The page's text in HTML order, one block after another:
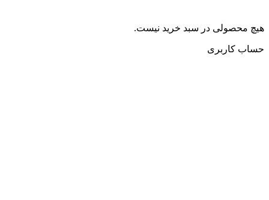
هیچ محصولی در سبد خرید نیست.
حساب کاربری